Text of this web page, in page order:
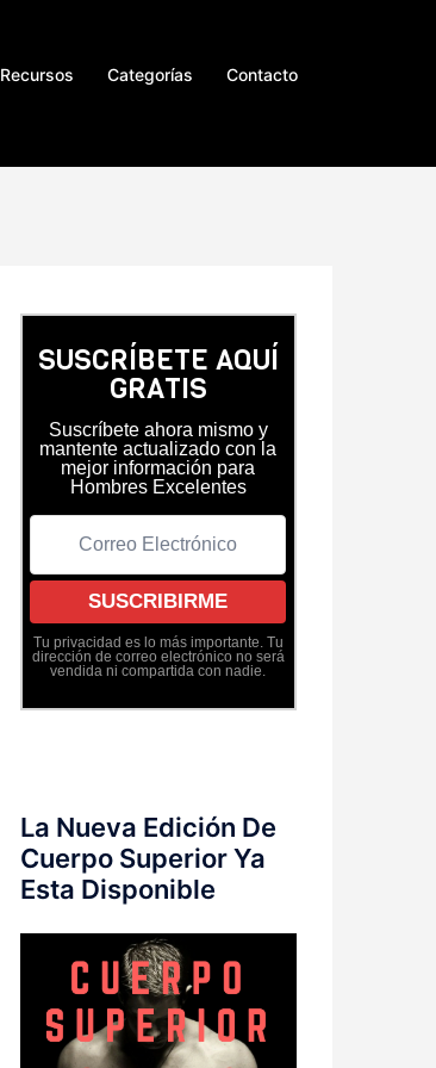
Recursos Categorías Contacto
SUSCRÍBETE AQUÍ
GRATIS
Suscríbete ahora mismo y
mantente actualizado con la
mejor información para
Hombres Excelentes
Tu privacidad es lo más importante. Tu
dirección de correo electrónico no será
vendida ni compartida con nadie.
La Nueva Edición De
Cuerpo Superior Ya
Esta Disponible